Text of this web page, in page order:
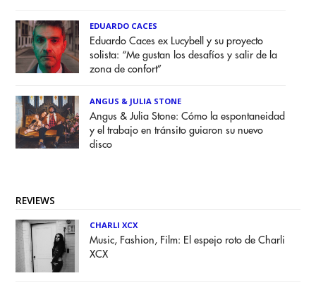
EDUARDO CACES
Eduardo Caces ex Lucybell y su proyecto
solista: “Me gustan los desafíos y salir de la
zona de confort”
ANGUS & JULIA STONE
Angus & Julia Stone: Cómo la espontaneidad
y el trabajo en tránsito guiaron su nuevo
disco
REVIEWS
CHARLI XCX
Music, Fashion, Film: El espejo roto de Charli
XCX